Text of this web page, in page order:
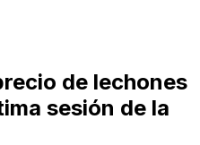
de lechones
sesión de la